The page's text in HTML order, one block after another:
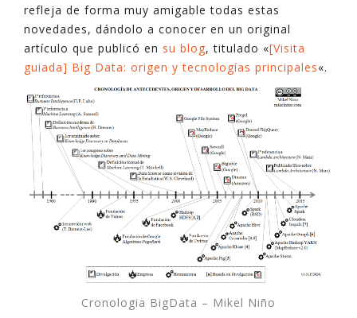
refleja de forma muy amigable todas estas
novedades, dándolo a conocer en un original
artículo que publicó en su blog, titulado «[Visita
guiada] Big Data: origen y tecnologías principales«.
Cronologia BigData – Mikel Niño